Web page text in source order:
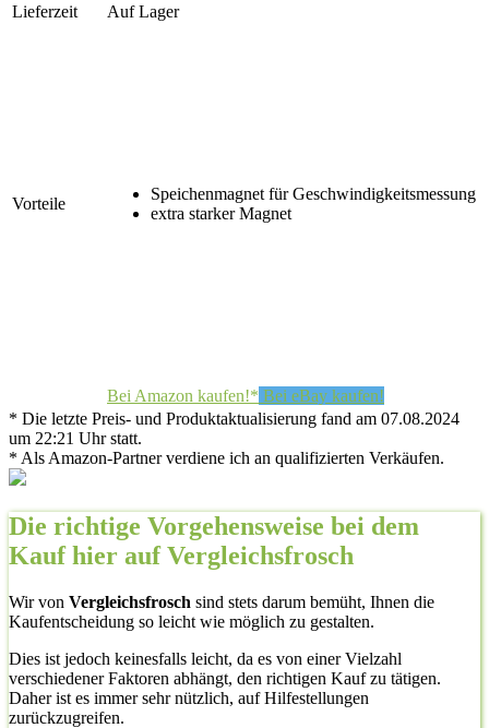
Lieferzeit
Auf Lager
Vorteile
Speichenmagnet für Geschwindigkeitsmessung
extra starker Magnet
Bei Amazon kaufen!* Bei eBay kaufen!
* Die letzte Preis- und Produktaktualisierung fand am 07.08.2024
um 22:21 Uhr statt.
* Als Amazon-Partner verdiene ich an qualifizierten Verkäufen.
Die richtige Vorgehensweise bei dem
Kauf hier auf Vergleichsfrosch
Wir von Vergleichsfrosch sind stets darum bemüht, Ihnen die
Kaufentscheidung so leicht wie möglich zu gestalten.
Dies ist jedoch keinesfalls leicht, da es von einer Vielzahl
verschiedener Faktoren abhängt, den richtigen Kauf zu tätigen.
Daher ist es immer sehr nützlich, auf Hilfestellungen
zurückzugreifen.